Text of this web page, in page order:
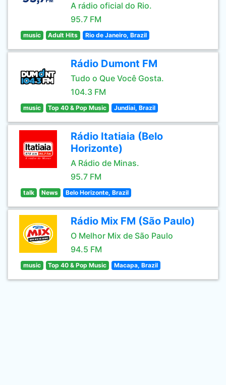
A rádio oficial do Rio.
95.7 FM
music Adult Hits Rio de Janeiro, Brazil
Rádio Dumont FM
Tudo o Que Você Gosta.
104.3 FM
music Top 40 & Pop Music Jundiai, Brazil
Rádio Itatiaia (Belo
Horizonte)
A Rádio de Minas.
95.7 FM
talk News Belo Horizonte, Brazil
Rádio Mix FM (São Paulo)
O Melhor Mix de São Paulo
94.5 FM
music Top 40 & Pop Music Macapa, Brazil